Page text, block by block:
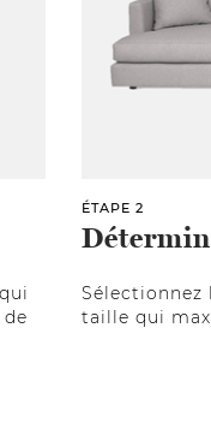
ÉTAPE 2
taille qui